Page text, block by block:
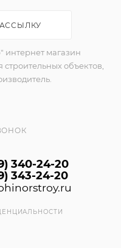
магазин
объектов,
340-24-20
343-24-20